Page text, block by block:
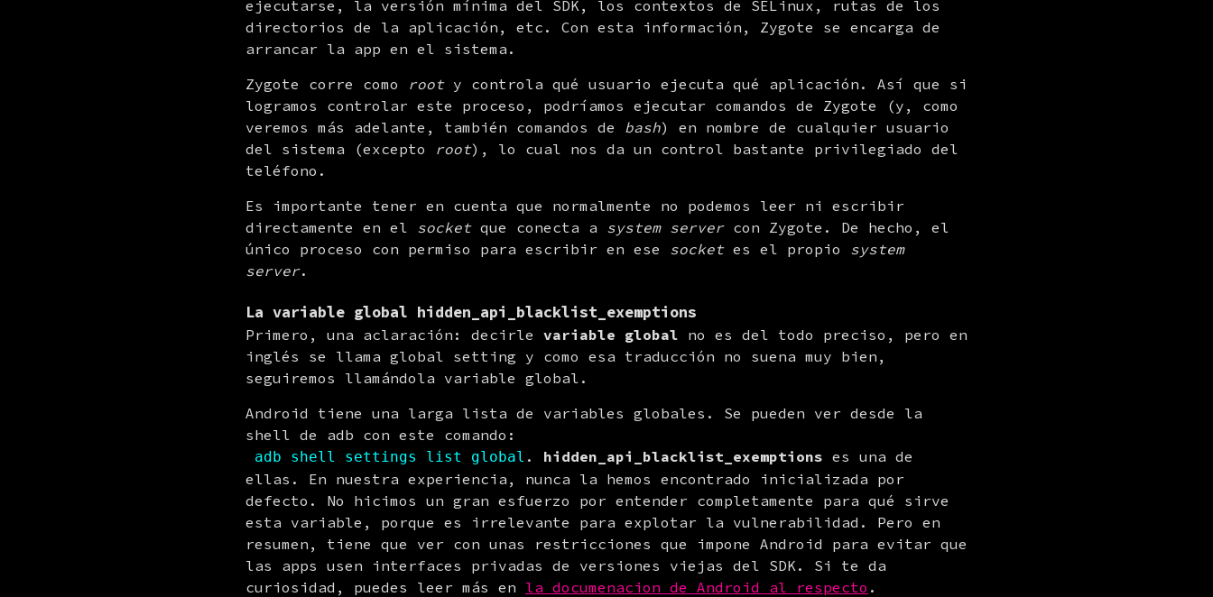
ejecutarse, la versión mínima del SDK, los contextos de SELinux, rutas de los
directorios de la aplicación, etc. Con esta información, Zygote se encarga de
arrancar la app en el sistema.
Zygote corre como root y controla qué usuario ejecuta qué aplicación. Así que si
logramos controlar este proceso, podríamos ejecutar comandos de Zygote (y, como
veremos más adelante, también comandos de bash) en nombre de cualquier usuario
del sistema (excepto root), lo cual nos da un control bastante privilegiado del
teléfono.
Es importante tener en cuenta que normalmente no podemos leer ni escribir
directamente en el socket que conecta a system server con Zygote. De hecho, el
único proceso con permiso para escribir en ese socket es el propio system
server.
La variable global hidden_api_blacklist_exemptions
Primero, una aclaración: decirle variable global no es del todo preciso, pero en
inglés se llama global setting y como esa traducción no suena muy bien,
seguiremos llamándola variable global.
Android tiene una larga lista de variables globales. Se pueden ver desde la
shell de adb con este comando:
adb shell settings list global . hidden_api_blacklist_exemptions es una de
ellas. En nuestra experiencia, nunca la hemos encontrado inicializada por
defecto. No hicimos un gran esfuerzo por entender completamente para qué sirve
esta variable, porque es irrelevante para explotar la vulnerabilidad. Pero en
resumen, tiene que ver con unas restricciones que impone Android para evitar que
las apps usen interfaces privadas de versiones viejas del SDK. Si te da
curiosidad, puedes leer más en la documenacion de Android al respecto .